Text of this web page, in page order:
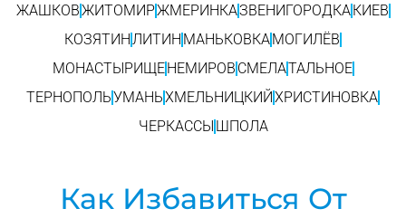
ЖАШКОВЖИТОМИРЖМЕРИНКАЗВЕНИГОРОДКАКИЕВ
КОЗЯТИН ЛИТИН МАНЬКОВКАМОГИЛЁВ
МОНАСТЫРИЩЕНЕМИРОВ СМЕЛАТАЛЬНОЕ
ТЕРНОПОЛЬУМАНЬХМЕЛЬНИЦКИЙХРИСТИНОВКА
ЧЕРКАССЫ ШПОЛА
Как Избавиться От